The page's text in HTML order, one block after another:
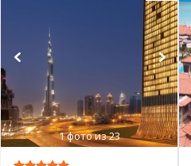
1фото из 23